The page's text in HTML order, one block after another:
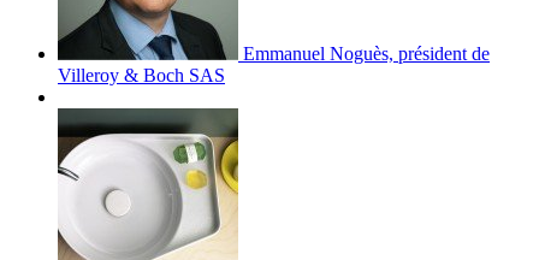
Emmanuel Noguès, président de
Villeroy & Boch SAS